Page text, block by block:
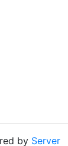
by Server